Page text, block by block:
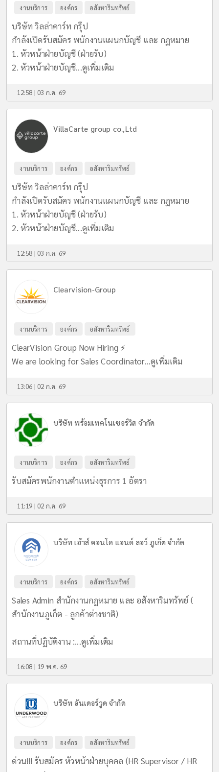
งานบริการ องค์กร อสังหาริมทรัพย์
บริษัท วิลล่าคาร์ท กรุ๊ป
กำลังเปิดรับสมัคร พนักงานแผนกบัญชี และ กฏหมาย
1. หัวหน้าฝ่ายบัญชี (ฝ่ายรับ)
2. หัวหน้าฝ่ายบัญชี...ดูเพิ่มเติม
12:58 | 03 ก.ค. 69
VillaCarte group co.,Ltd
งานบริการ องค์กร อสังหาริมทรัพย์
บริษัท วิลล่าคาร์ท กรุ๊ป
กำลังเปิดรับสมัคร พนักงานแผนกบัญชี และ กฏหมาย
1. หัวหน้าฝ่ายบัญชี (ฝ่ายรับ)
2. หัวหน้าฝ่ายบัญชี...ดูเพิ่มเติม
12:58 | 03 ก.ค. 69
Clearvision-Group
งานบริการ องค์กร อสังหาริมทรัพย์
ClearVision Group Now Hiring ⚡️
We are looking for Sales Coordinator...ดูเพิ่มเติม
13:06 | 02 ก.ค. 69
บริษัท พร้อมเทคโนเซอร์วิส จำกัด
งานบริการ องค์กร อสังหาริมทรัพย์
รับสมัครพนักงานตำแหน่งธุรการ 1 อัตรา
11:19 | 02 ก.ค. 69
บริษัท เฮ้าส์ คอนโด แอนด์ ลอว์ ภูเก็ต จำกัด
งานบริการ องค์กร อสังหาริมทรัพย์
Sales Admin สำนักงานกฎหมาย และ อสังหาริมทรัพย์ (
สำนักงานภูเก็ต - ลูกค้าต่างชาติ)
สถานที่ปฏิบัติงาน :...ดูเพิ่มเติม
16:08 | 19 พ.ค. 69
บริษัท อันเดอร์วูด จำกัด
งานบริการ องค์กร อสังหาริมทรัพย์
ด่วน!!! รับสมัคร หัวหน้าฝ่ายบุคคล (HR Supervisor / HR